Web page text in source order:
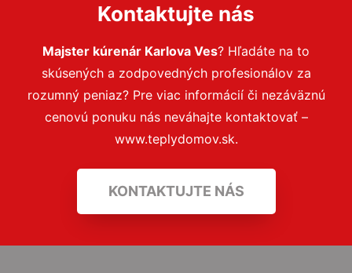
Kontaktujte nás
Majster kúrenár Karlova Ves? Hľadáte na to
skúsených a zodpovedných profesionálov za
rozumný peniaz? Pre viac informácií či nezáväznú
cenovú ponuku nás neváhajte kontaktovať –
www.teplydomov.sk.
KONTAKTUJTE NÁS